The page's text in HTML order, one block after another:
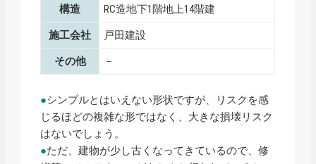
構造 RC造地下1階地上14階建
施工会社 戸田建設
その他 －
●シンプルとはいえない形状ですが、リスクを感
じるほどの複雑な形ではなく、大きな損壊リスク
はないでしょう。
●ただ、建物が少し古くなってきているので、修